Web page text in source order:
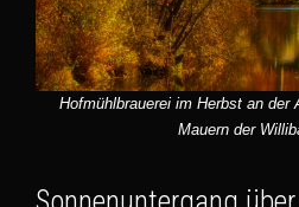
Hofmühlbrauerei im Herbst an der
Mauern der